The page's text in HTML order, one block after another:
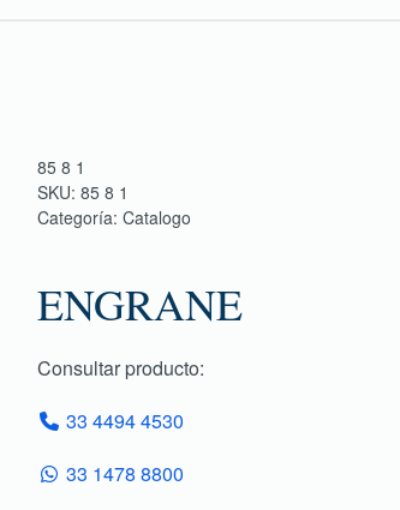
85 8 1
SKU: 85 8 1
Categoría: Catalogo
ENGRANE
Consultar producto:
33 4494 4530
33 1478 8800